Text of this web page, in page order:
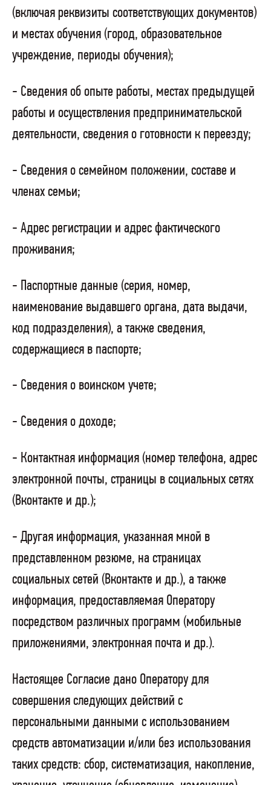
(включая реквизиты соответствующих документов)
и местах обучения (город, образовательное
учреждение, периоды обучения);
- Сведения об опыте работы, местах предыдущей
работы и осуществления предпринимательской
деятельности, сведения о готовности к переезду;
- Сведения о семейном положении, составе и
членах семьи;
- Адрес регистрации и адрес фактического
проживания;
- Паспортные данные (серия, номер,
наименование выдавшего органа, дата выдачи,
код подразделения), а также сведения,
содержащиеся в паспорте;
- Сведения о воинском учете;
- Сведения о доходе;
- Контактная информация (номер телефона, адрес
электронной почты, страницы в социальных сетях
(Вконтакте и др.);
- Другая информация, указанная мной в
представленном резюме, на страницах
социальных сетей (Вконтакте и др.), а также
информация, предоставляемая Оператору
посредством различных программ (мобильные
приложениями, электронная почта и др.).
Настоящее Согласие дано Оператору для
совершения следующих действий с
персональными данными с использованием
средств автоматизации и/или без использования
таких средств: сбор, систематизация, накопление,